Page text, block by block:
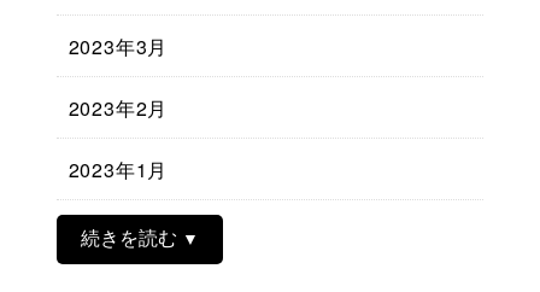
2023年3月
2023年2月
2023年1月
続きを読む